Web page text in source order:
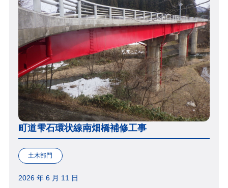
町道雫石環状線南畑橋補修工事
土木部門
2026 年 6 月 11 日